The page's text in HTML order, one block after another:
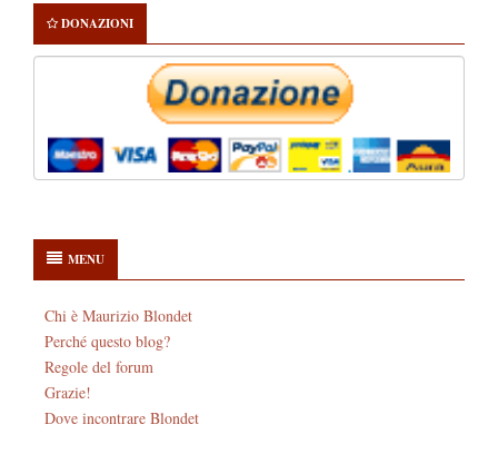
DONAZIONI
MENU
Chi è Maurizio Blondet
Perché questo blog?
Regole del forum
Grazie!
Dove incontrare Blondet